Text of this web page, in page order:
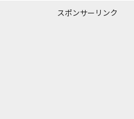
スポンサーリンク